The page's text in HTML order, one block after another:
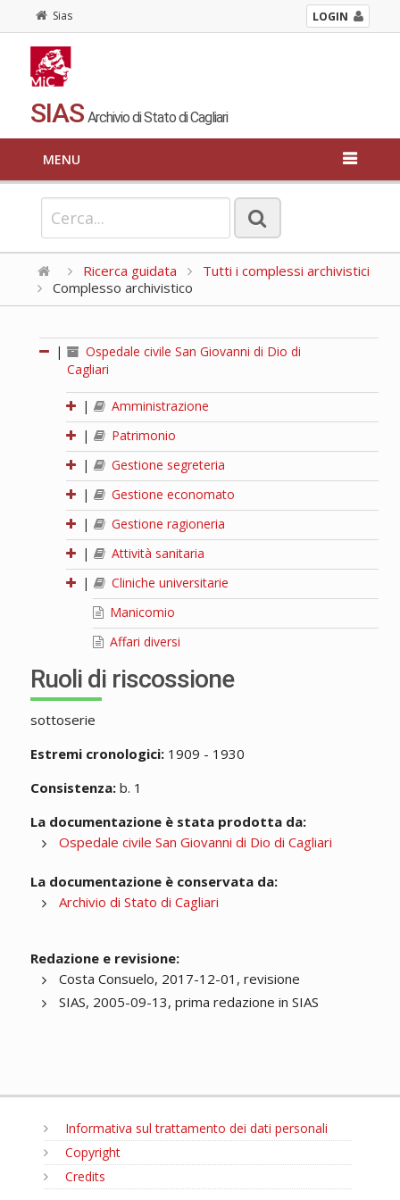
Sias LOGIN
SIAS Archivio di Stato di Cagliari
MENU
Ricerca guidata
Tutti i complessi archivistici
Complesso archivistico
|
Ospedale civile San Giovanni di Dio di
Cagliari
|
Amministrazione
|
Patrimonio
|
Gestione segreteria
|
Gestione economato
|
Gestione ragioneria
|
Attività sanitaria
|
Cliniche universitarie
Manicomio
Affari diversi
Ruoli di riscossione
sottoserie
Estremi cronologici:1909 - 1930
Consistenza:b. 1
La documentazione è stata prodotta da:
Ospedale civile San Giovanni di Dio di Cagliari
La documentazione è conservata da:
Archivio di Stato di Cagliari
Redazione e revisione:
Costa Consuelo, 2017-12-01, revisione
SIAS, 2005-09-13, prima redazione in SIAS
Informativa sul trattamento dei dati personali
Copyright
Credits